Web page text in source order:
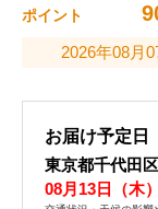
ポイント
2026年08月
お届け予定日
東京都千代田区
08月13日（木